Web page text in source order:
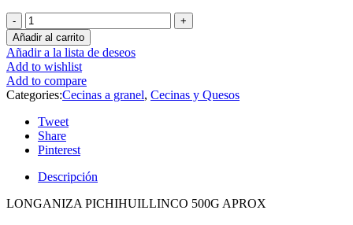
Añadir al carrito
Añadir a la lista de deseos
Add to wishlist
Add to compare
Categories:Cecinas a granel, Cecinas y Quesos
Tweet
Share
Pinterest
Descripción
LONGANIZA PICHIHUILLINCO 500G APROX